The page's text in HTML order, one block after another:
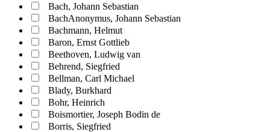
Bach, Johann Sebastian
BachAnonymus, Johann Sebastian
Bachmann, Helmut
Baron, Ernst Gottlieb
Beethoven, Ludwig van
Behrend, Siegfried
Bellman, Carl Michael
Blady, Burkhard
Bohr, Heinrich
Boismortier, Joseph Bodin de
Borris, Siegfried